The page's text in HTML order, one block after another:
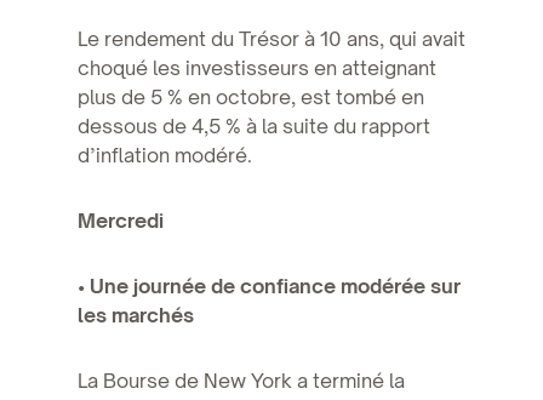
Le rendement du Trésor à 10 ans, qui avait
choqué les investisseurs en atteignant
plus de 5 % en octobre, est tombé en
dessous de 4,5 % à la suite du rapport
d’inflation modéré.
Mercredi
• Une journée de confiance modérée sur
les marchés
La Bourse de New York a terminé la